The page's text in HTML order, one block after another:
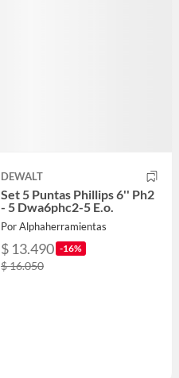
DEWALT
Set 5 Puntas Phillips 6'' Ph2
- 5 Dwa6phc2-5 E.o.
Por Alphaherramientas
$ 13.490 -16%
$ 16.050